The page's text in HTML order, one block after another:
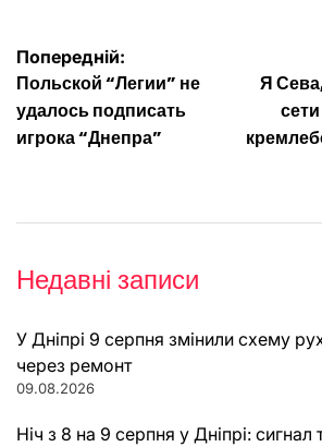
Навігація
записів
Попередній:
Польской “Легии” не
удалось подписать
игрока “Днепра”
Я
Недавні записи
У Дніпрі 9 серпня змінили схему
через ремонт
09.08.2026
Ніч з 8 на 9 серпня у Дніпрі: сигнал